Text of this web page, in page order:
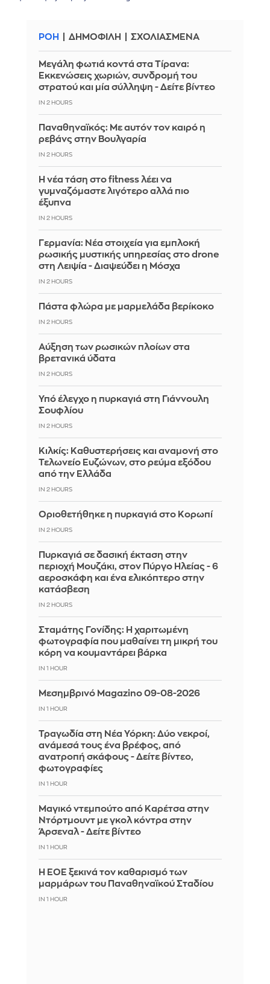
ΡΟΗ ΔΗΜΟΦΙΛΗ ΣΧΟΛΙΑΣΜΕΝΑ
Μεγάλη φωτιά κοντά στα Τίρανα:
Εκκενώσεις χωριών, συνδρομή του
στρατού και μία σύλληψη - Δείτε βίντεο
IN 2 HOURS
Παναθηναϊκός: Με αυτόν τον καιρό η
ρεβάνς στην Βουλγαρία
IN 2 HOURS
Η νέα τάση στο fitness λέει να
γυμναζόμαστε λιγότερο αλλά πιο
έξυπνα
IN 2 HOURS
Γερμανία: Νέα στοιχεία για εμπλοκή
ρωσικής μυστικής υπηρεσίας στο drone
στη Λειψία - Διαψεύδει η Μόσχα
IN 2 HOURS
Πάστα φλώρα με μαρμελάδα βερίκοκο
IN 2 HOURS
Αύξηση των ρωσικών πλοίων στα
βρετανικά ύδατα
IN 2 HOURS
Υπό έλεγχο η πυρκαγιά στη Γιάννουλη
Σουφλίου
IN 2 HOURS
Κιλκίς: Καθυστερήσεις και αναμονή στο
Τελωνείο Ευζώνων, στο ρεύμα εξόδου
από την Ελλάδα
IN 2 HOURS
Οριοθετήθηκε η πυρκαγιά στο Κορωπί
IN 2 HOURS
Πυρκαγιά σε δασική έκταση στην
περιοχή Μουζάκι, στον Πύργο Ηλείας - 6
αεροσκάφη και ένα ελικόπτερο στην
κατάσβεση
IN 2 HOURS
Σταμάτης Γονίδης: Η χαριτωμένη
φωτογραφία που μαθαίνει τη μικρή του
κόρη να κουμαντάρει βάρκα
IN 1 HOUR
Μεσημβρινό Magazino 09-08-2026
IN 1 HOUR
Τραγωδία στη Νέα Υόρκη: Δύο νεκροί,
ανάμεσά τους ένα βρέφος, από
ανατροπή σκάφους - Δείτε βίντεο,
φωτογραφίες
IN 1 HOUR
Μαγικό ντεμπούτο από Καρέτσα στην
Ντόρτμουντ με γκολ κόντρα στην
Άρσεναλ - Δείτε βίντεο
IN 1 HOUR
Η ΕΟΕ ξεκινά τον καθαρισμό των
μαρμάρων του Παναθηναϊκού Σταδίου
IN 1 HOUR